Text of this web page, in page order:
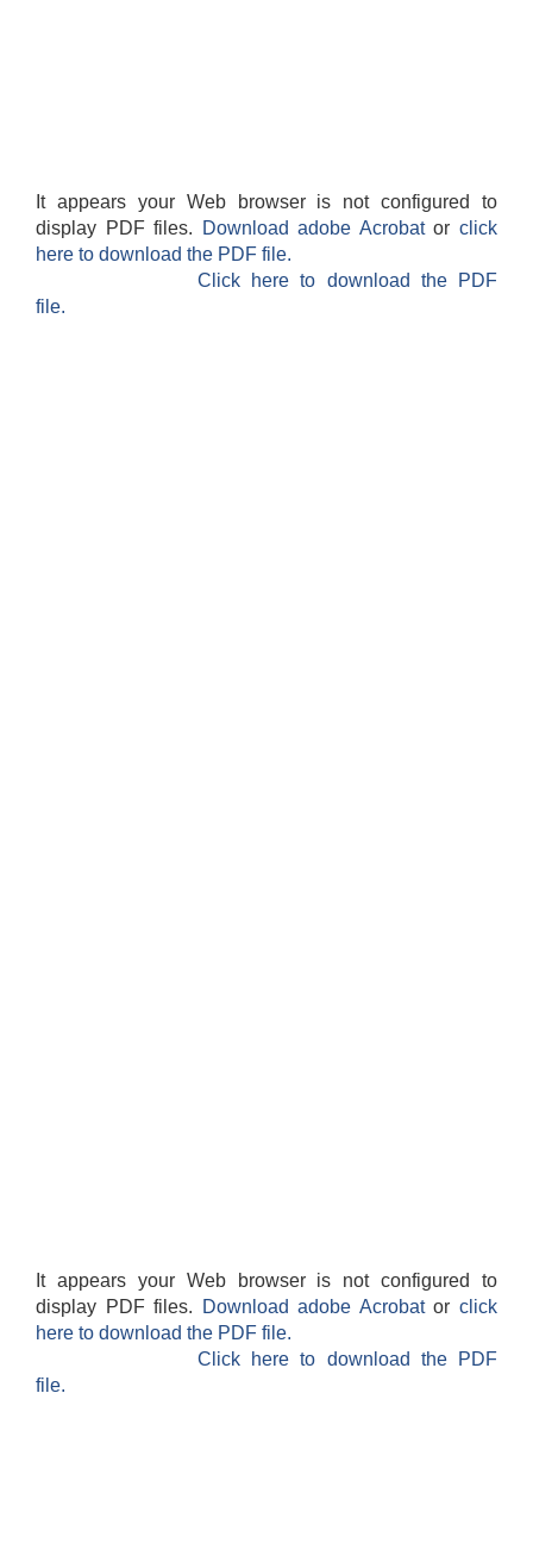
It appears your Web browser is not configured to
display PDF files.
Download adobe Acrobatorclick
here to download the PDF file.
Click here to download the PDF
file.
It appears your Web browser is not configured to
display PDF files.
Download adobe Acrobatorclick
here to download the PDF file.
Click here to download the PDF
file.